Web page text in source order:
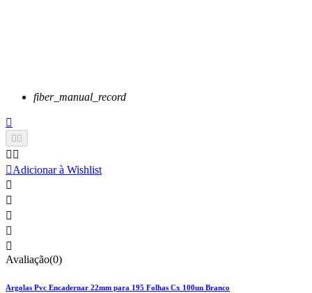
fiber_manual_record

 
 
Adicionar à Wishlist





Avaliação(0)
Argolas Pvc Encadernar 22mm para 195 Folhas Cx 100un Branco